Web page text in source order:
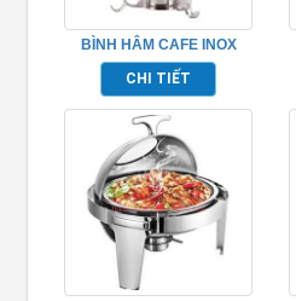
BÌNH HÂM CAFE INOX
TP697059
CHI TIẾT